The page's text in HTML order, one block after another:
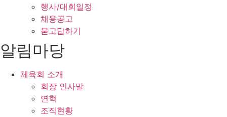
행사/대회일정
채용공고
묻고답하기
알림마당
체육회 소개
회장 인사말
연혁
조직현황